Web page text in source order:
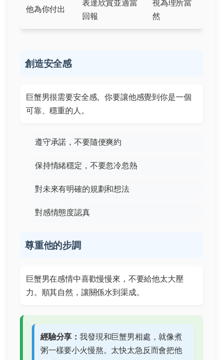
他為你付出
表達欣賞並適當
回報
視為理所當
然
創造安全感
巨蟹男很需要安全感。你要讓他感覺到你是一個
可靠、穩重的人。
遵守承諾，不要隨便爽約
保持情緒穩定，不要忽冷忽熱
對未來有明確的規劃和想法
對感情態度認真
尊重他的步調
巨蟹男在感情中喜歡慢慢來，不要給他太大壓
力。順其自然，讓關係水到渠成。
經驗分享：我發現和巨蟹男相處，就像煮
粥一樣要小火慢熬。太快太急反而會把他